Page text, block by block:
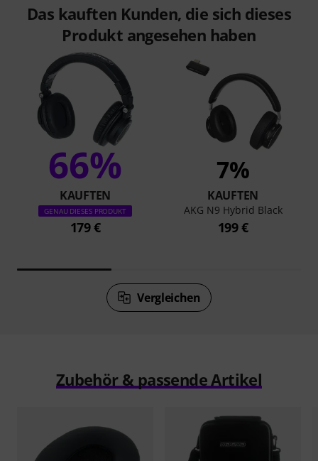
Das kauften Kunden, die sich dieses
Produkt angesehen haben
66%
KAUFTEN
GENAU DIESES PRODUKT
179 €
7%
KAUFTEN
AKG N9 Hybrid Black
199 €
Vergleichen
Zubehör & passende Artikel